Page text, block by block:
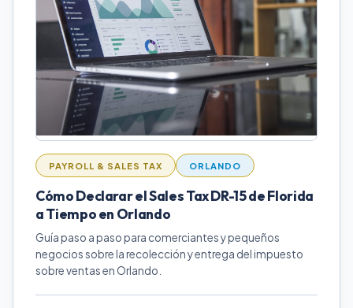
PAYROLL & SALES TAX ORLANDO
Cómo Declarar el Sales Tax DR-15 de Florida
a Tiempo en Orlando
Guía paso a paso para comerciantes y pequeños
negocios sobre la recolección y entrega del impuesto
sobre ventas en Orlando.